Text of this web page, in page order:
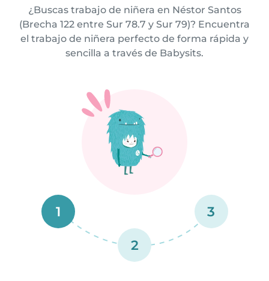
¿Buscas trabajo de niñera en Néstor Santos
(Brecha 122 entre Sur 78.7 y Sur 79)? Encuentra
el trabajo de niñera perfecto de forma rápida y
sencilla a través de Babysits.
1
2
3